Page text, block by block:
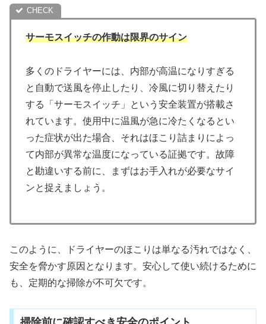
サーモスイッチの作動は限界のサイン
多くのドライヤーには、内部が高温になりすぎる
と自動で送風を停止したり、冷風に切り替えたり
する「サーモスイッチ」という安全装置が搭載さ
れています。使用中に温風が急に冷たくなるとい
った症状が出た場合、それはほこり詰まりによっ
て内部が異常な温度になっている証拠です。故障
と勘違いする前に、まずはお手入れが必要なサイ
ンと捉えましょう。
このように、ドライヤーのほこりは単なる汚れではなく、
安全を脅かす原因となります。安心して使い続けるために
も、定期的な掃除が不可欠です。